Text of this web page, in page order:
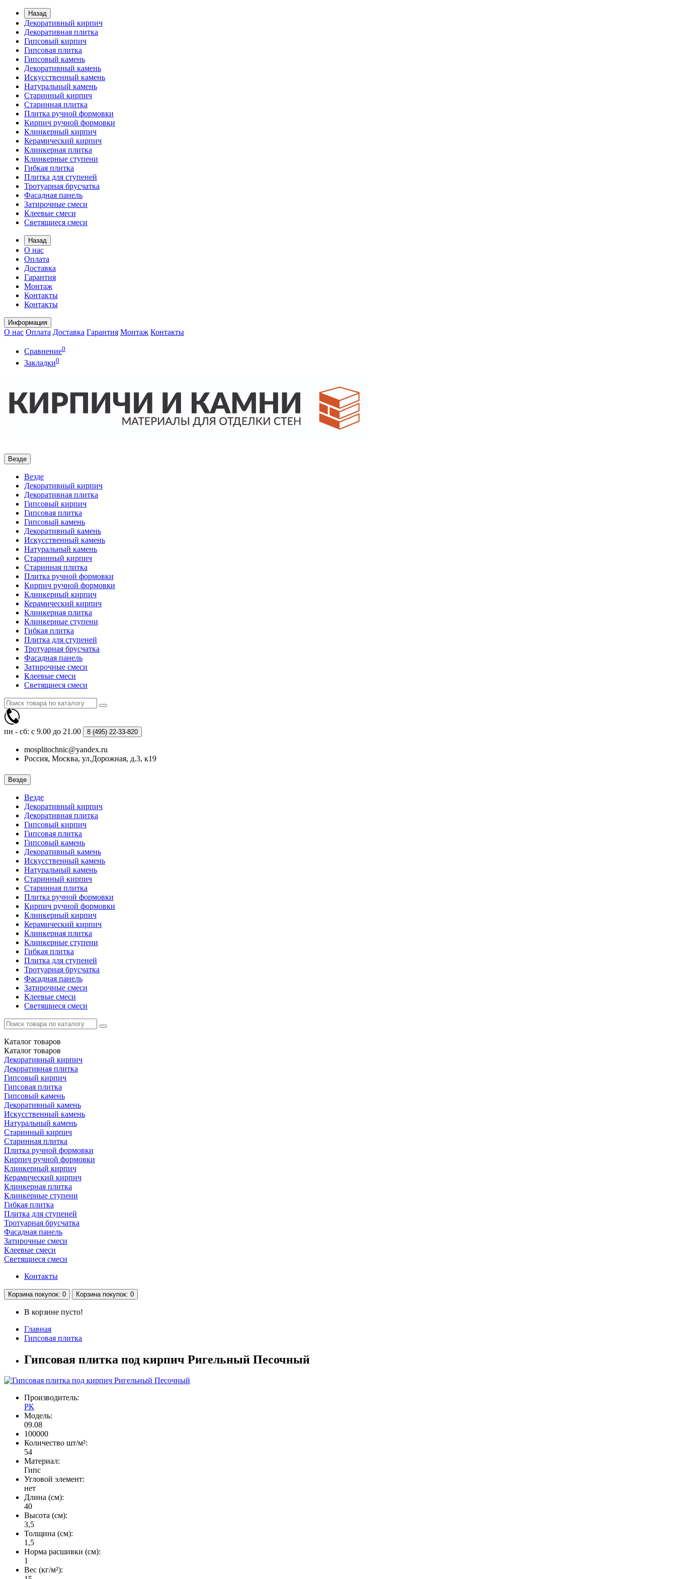
Назад
Декоративный кирпич
Декоративная плитка
Гипсовый кирпич
Гипсовая плитка
Гипсовый камень
Декоративный камень
Искусственный камень
Натуральный камень
Старинный кирпич
Старинная плитка
Плитка ручной формовки
Кирпич ручной формовки
Клинкерный кирпич
Керамический кирпич
Клинкерная плитка
Клинкерные ступени
Гибкая плитка
Плитка для ступеней
Тротуарная брусчатка
Фасадная панель
Затирочные смеси
Клеевые смеси
Светящиеся смеси
Назад
О нас
Оплата
Доставка
Гарантия
Монтаж
Контакты
Контакты
Информация
О нас Оплата Доставка Гарантия Монтаж Контакты
Сравнение0
Закладки0
Везде
Везде
Декоративный кирпич
Декоративная плитка
Гипсовый кирпич
Гипсовая плитка
Гипсовый камень
Декоративный камень
Искусственный камень
Натуральный камень
Старинный кирпич
Старинная плитка
Плитка ручной формовки
Кирпич ручной формовки
Клинкерный кирпич
Керамический кирпич
Клинкерная плитка
Клинкерные ступени
Гибкая плитка
Плитка для ступеней
Тротуарная брусчатка
Фасадная панель
Затирочные смеси
Клеевые смеси
Светящиеся смеси
пн - сб: с 9.00 до 21.00 8 (495) 22-33-820
mosplitochnic@yandex.ru
Россия, Москва, ул.Дорожная, д.3, к19
Везде
Везде
Декоративный кирпич
Декоративная плитка
Гипсовый кирпич
Гипсовая плитка
Гипсовый камень
Декоративный камень
Искусственный камень
Натуральный камень
Старинный кирпич
Старинная плитка
Плитка ручной формовки
Кирпич ручной формовки
Клинкерный кирпич
Керамический кирпич
Клинкерная плитка
Клинкерные ступени
Гибкая плитка
Плитка для ступеней
Тротуарная брусчатка
Фасадная панель
Затирочные смеси
Клеевые смеси
Светящиеся смеси
Каталог товаров
Каталог товаров
Декоративный кирпич
Декоративная плитка
Гипсовый кирпич
Гипсовая плитка
Гипсовый камень
Декоративный камень
Искусственный камень
Натуральный камень
Старинный кирпич
Старинная плитка
Плитка ручной формовки
Кирпич ручной формовки
Клинкерный кирпич
Керамический кирпич
Клинкерная плитка
Клинкерные ступени
Гибкая плитка
Плитка для ступеней
Тротуарная брусчатка
Фасадная панель
Затирочные смеси
Клеевые смеси
Светящиеся смеси
Контакты
Корзина покупок: 0 Корзина покупок: 0
В корзине пусто!
Главная
Гипсовая плитка
Гипсовая плитка под кирпич Ригельный Песочный
Производитель:
РК
Модель:
09.08
100000
Количество шт/м²:
54
Материал:
Гипс
Угловой элемент:
нет
Длина (см):
40
Высота (см):
3,5
Толщина (см):
1,5
Норма расшивки (см):
1
Вес (кг/м²):